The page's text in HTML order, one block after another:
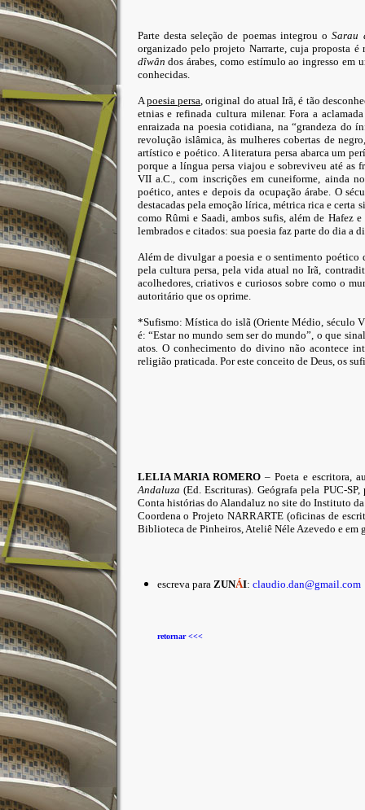
Parte desta seleção de poemas integrou oSarau
organizado pelo projeto Narrarte, cuja proposta é
dîwân dos árabes, como estímulo ao ingresso em
conhecidas.
Apoesia persa, original do atual Irã, é tão
etnias e refinada cultura milenar. Fora a
enraizada na poesia cotidiana, na “grandeza do
revolução islâmica, às mulheres cobertas de
artístico e poético. A literatura persa abarca um
porque a língua persa viajou e sobreviveu até as
VII a.C., com inscrições em cuneiforme, ainda
poético, antes e depois da ocupação árabe. O
destacadas pela emoção lírica, métrica rica e
como Rûmi e Saadi, ambos sufis, além de Hafez
lembrados e citados: sua poesia faz parte do dia a
Além de divulgar a poesia e o sentimento
pela cultura persa, pela vida atual no Irã,
acolhedores, criativos e curiosos sobre como o
autoritário que os oprime.
*Sufismo: Mística do islã (Oriente Médio, século
é: “Estar no mundo sem ser do mundo”, o que
atos. O conhecimento do divino não acontece
religião praticada. Por este conceito de Deus, os
LELIA MARIA ROMERO – Poeta e escritora,
Andaluza (Ed. Escrituras). Geógrafa pela PUC-
Conta histórias do Alandaluz no site do Instituto
Coordena o Projeto NARRARTE (oficinas de
Biblioteca de Pinheiros, Ateliê Néle Azevedo e em
escreva para ZUNÁI: claudio.dan@gmail.com
retornar <<<